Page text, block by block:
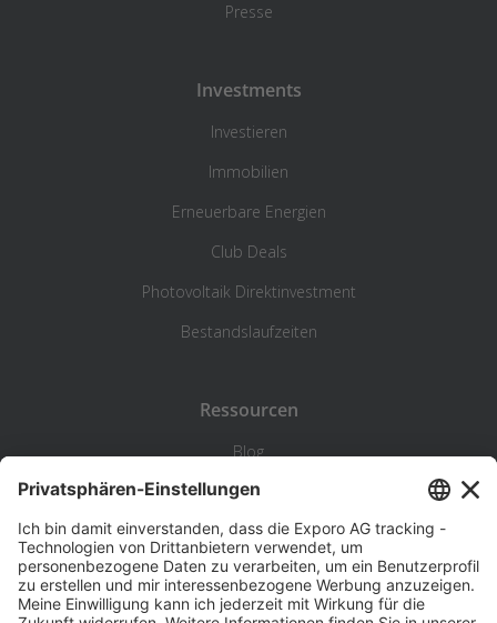
Presse
Investments
Investieren
Immobilien
Erneuerbare Energien
Club Deals
Photovoltaik Direktinvestment
Bestandslaufzeiten
Ressourcen
Blog
Statistik
Wiki
Standortanalyse
Hilfe & Kontakt